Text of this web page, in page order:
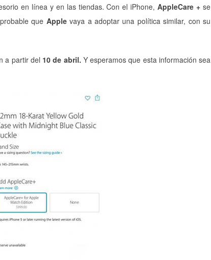
en línea y en las tiendas. Con el iPhone,AppleCare + se
que Applevaya a adoptar una política similar, con su
a partir del 10 de abril. Y esperamos que esta información sea